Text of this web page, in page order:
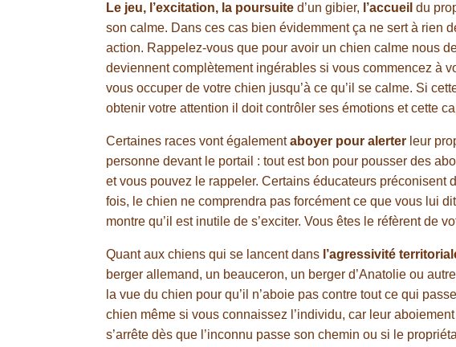
Le jeu, l’excitation, la poursuite d’un gibier, l’accueil du
son calme. Dans ces cas bien évidemment ça ne sert à rien
action. Rappelez-vous que pour avoir un chien calme nous
deviennent complètement ingérables si vous commencez à
vous occuper de votre chien jusqu’à ce qu’il se calme. Si
obtenir votre attention il doit contrôler ses émotions et cette
Certaines races vont égalementaboyer pour alerter leur
personne devant le portail : tout est bon pour pousser des
et vous pouvez le rappeler. Certains éducateurs préconisent
fois, le chien ne comprendra pas forcément ce que vous lui
montre qu’il est inutile de s’exciter. Vous êtes le réfèrent de
Quant aux chiens qui se lancent dans l’agressivité
berger allemand, un beauceron, un berger d’Anatolie ou
la vue du chien pour qu’il n’aboie pas contre tout ce qui
chien même si vous connaissez l’individu, car leur
s’arrête dès que l’inconnu passe son chemin ou si le